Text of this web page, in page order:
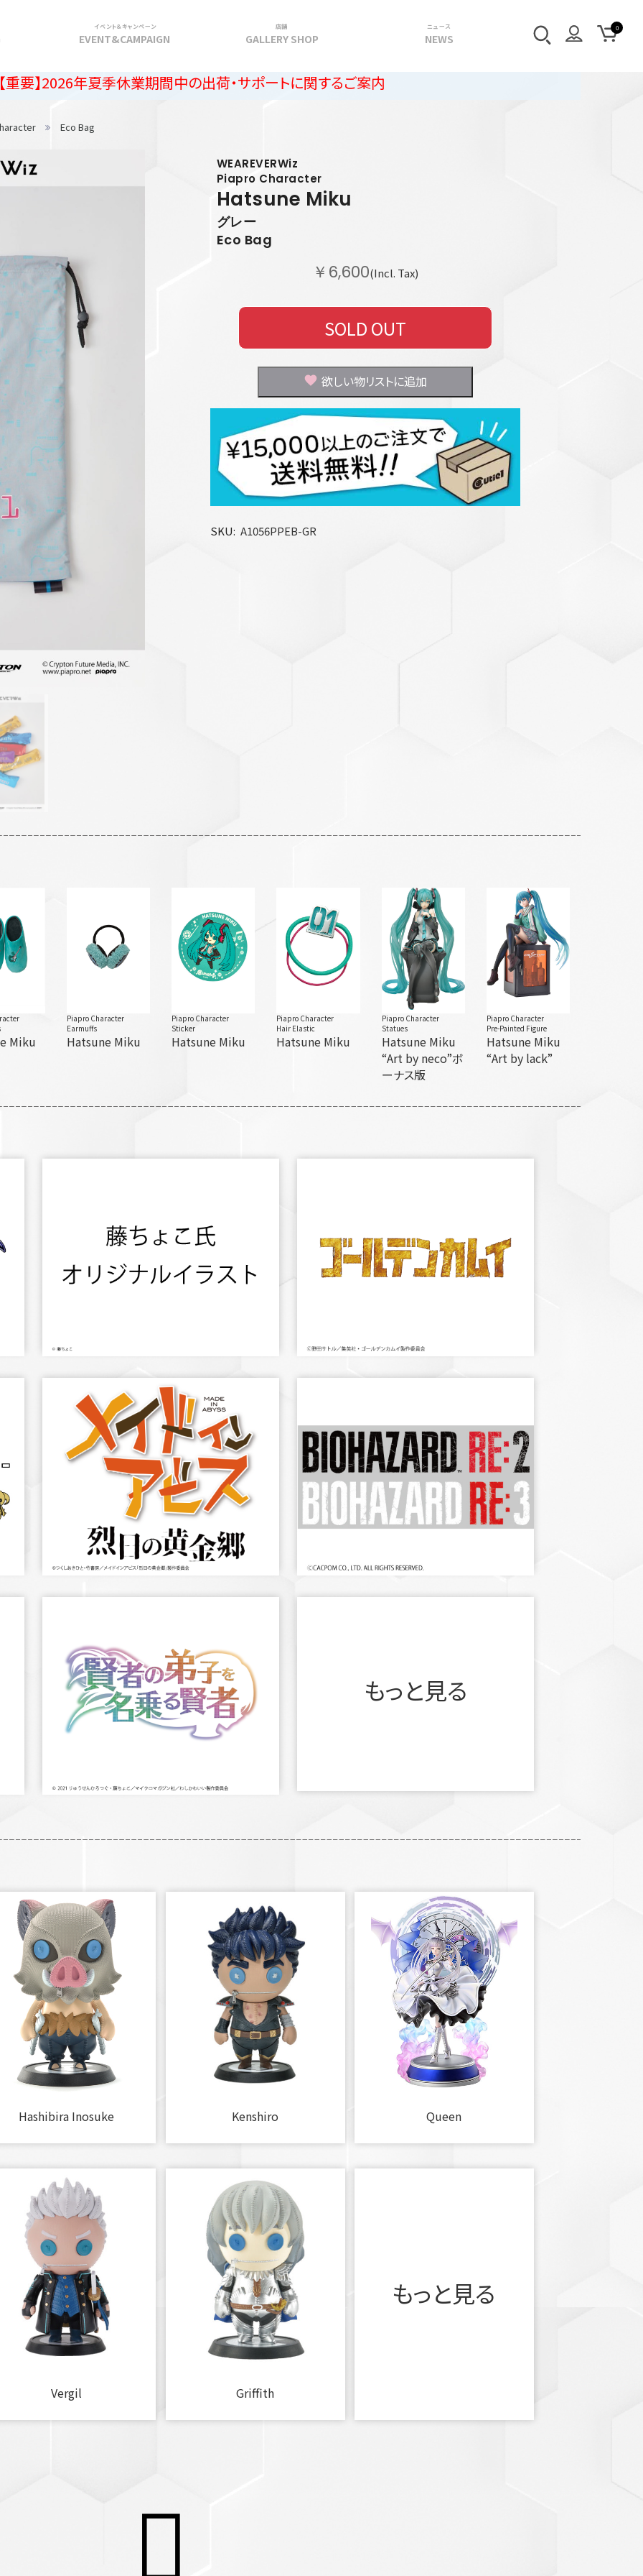
イベント＆キャンペーン
EVENT&CAMPAIGN
店舗
GALLERY SHOP
ニュース
NEWS
夏季休業期間中の出荷・サポートに関するご案内
Eco Bag
WEAREVERWiz
Piapro Character
Hatsune Miku
グレー
Eco Bag
￥6,600(Incl. Tax)
SOLD OUT
欲しい物リストに追加
SKU A1056PPEB-GR
Miku
Piapro Character
Earmuffs
Hatsune Miku
Piapro Character
Sticker
Hatsune Miku
Piapro Character
Hair Elastic
Hatsune Miku
Piapro Character
Statues
Hatsune Miku
“Art by neco”ボ
ーナス版
Piapro Character
Pre-Painted Figure
Hatsune Miku
“Art by lack”
もっと見る
Hashibira Inosuke Kenshiro Queen
Vergil Griffith
もっと見る